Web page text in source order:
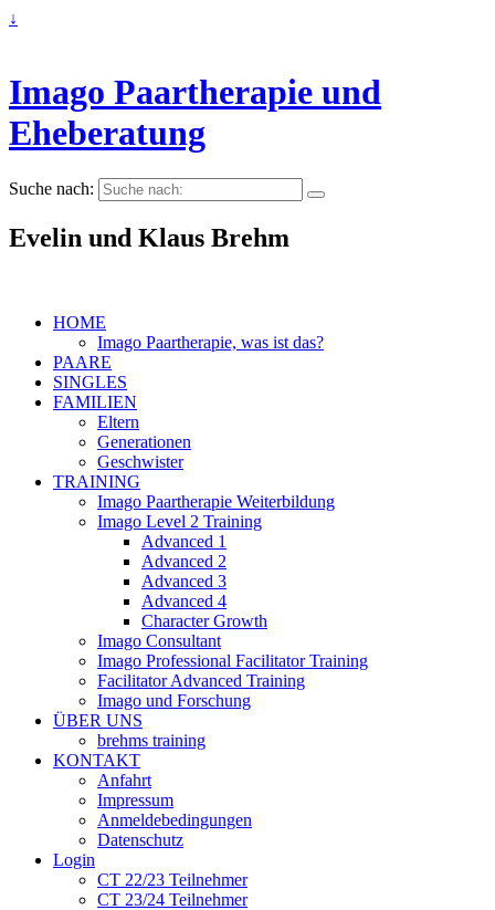
↓
Imago Paartherapie und
Eheberatung
Suche nach:
Evelin und Klaus Brehm
HOME
Imago Paartherapie, was ist das?
PAARE
SINGLES
FAMILIEN
Eltern
Generationen
Geschwister
TRAINING
Imago Paartherapie Weiterbildung
Imago Level 2 Training
Advanced 1
Advanced 2
Advanced 3
Advanced 4
Character Growth
Imago Consultant
Imago Professional Facilitator Training
Facilitator Advanced Training
Imago und Forschung
ÜBER UNS
brehms training
KONTAKT
Anfahrt
Impressum
Anmeldebedingungen
Datenschutz
Login
CT 22/23 Teilnehmer
CT 23/24 Teilnehmer